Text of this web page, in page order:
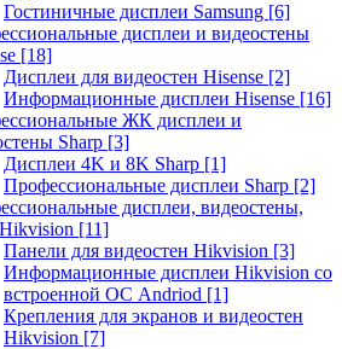
Гостиничные дисплеи Samsung [6]
дисплеи и видеостены
[18]
Дисплеи для видеостен Hisense [2]
Информационные дисплеи Hisense [16]
ЖК дисплеи и
Sharp [3]
Дисплеи 4K и 8K Sharp [1]
Профессиональные дисплеи Sharp [2]
дисплеи, видеостены,
[11]
Панели для видеостен Hikvision [3]
Информационные дисплеи Hikvision со
встроенной ОС Andriod [1]
Крепления для экранов и видеостен
Hikvision [7]